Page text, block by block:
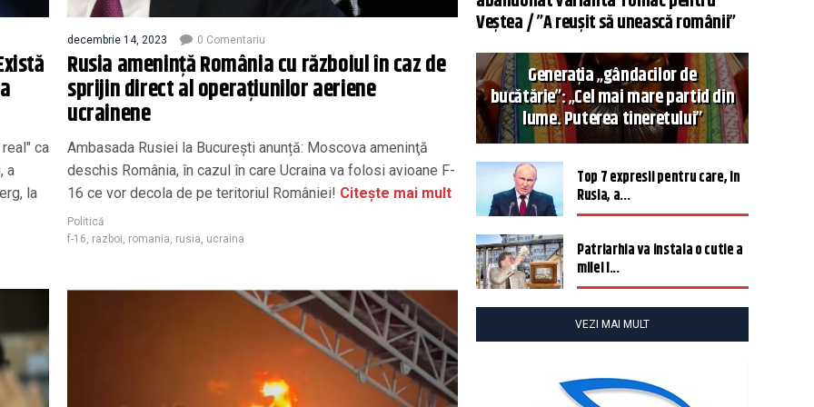
ca
a
la
decembrie 14, 2023 0 Comentariu
Rusia amenință România cu războiul în caz de
sprijin direct al operațiunilor aeriene
ucrainene
Ambasada Rusiei la București anunță: Moscova ameninţă
deschis România, în cazul în care Ucraina va folosi avioane F-
16 ce vor decola de pe teritoriul României! Citește mai mult
Politică
f-16 razboi romania rusia ucraina
Veștea / ”A reușit să unească românii”
Generația „gândacilor de
bucătărie”: „Cel mai mare partid din
lume. Puterea tineretului”
Top 7 expresii pentru care, în
Rusia, a...
Patriarhia va instala o cutie a
milei î...
VEZI MAI MULT